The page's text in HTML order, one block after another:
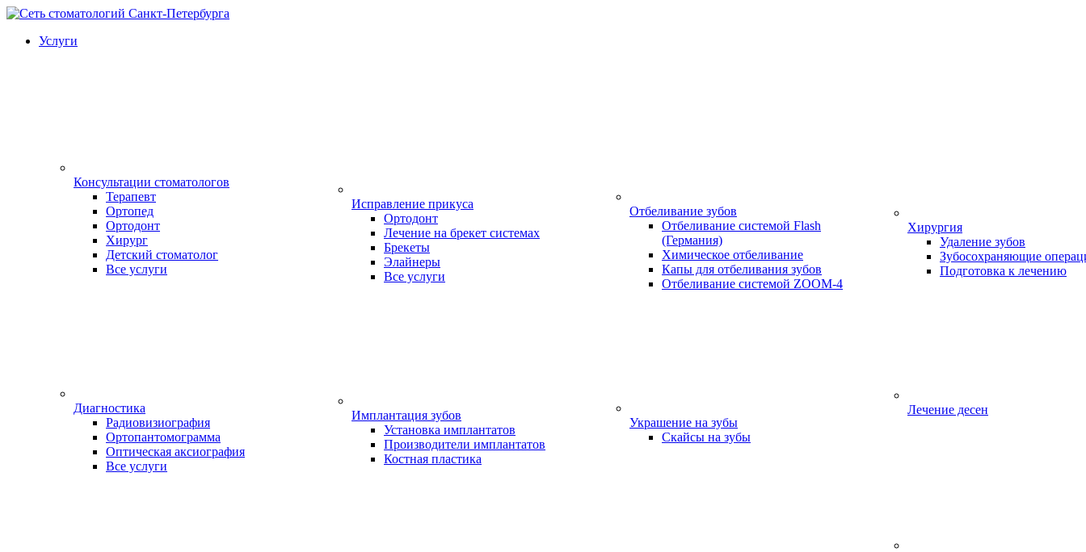
Услуги
Консультации стоматологов
Терапевт
Ортопед
Ортодонт
Хирург
Детский стоматолог
Все услуги
Диагностика
Радиовизиография
Ортопантомограмма
Оптическая аксиография
Все услуги
Исправление прикуса
Ортодонт
Лечение на брекет системах
Брекеты
Элайнеры
Все услуги
Имплантация зубов
Установка имплантатов
Производители имплантатов
Костная пластика
Отбеливание зубов
Отбеливание системой Flash
(Германия)
Химическое отбеливание
Капы для отбеливания зубов
Отбеливание системой ZOOM-4
Украшение на зубы
Скайсы на зубы
Хирургия
Удаление зубов
Зубосохраняющие
Подготовка к лечению
Лечение десен